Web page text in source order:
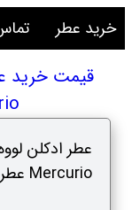
خرید عطر
قیمت خرید
Mercurio عطری است معطر فوژه.